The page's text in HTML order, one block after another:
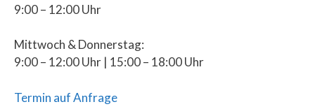
9:00 – 12:00 Uhr
Mittwoch & Donnerstag:
9:00 – 12:00 Uhr | 15:00 – 18:00 Uhr
Termin auf Anfrage